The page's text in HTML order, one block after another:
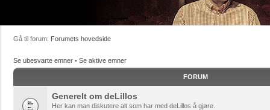
Gå til forum: Forumets hovedside
Se ubesvarte emner • Se aktive emner
FORUM
Generelt om deLillos
Her kan man diskutere alt som har med deLillos å gjøre.